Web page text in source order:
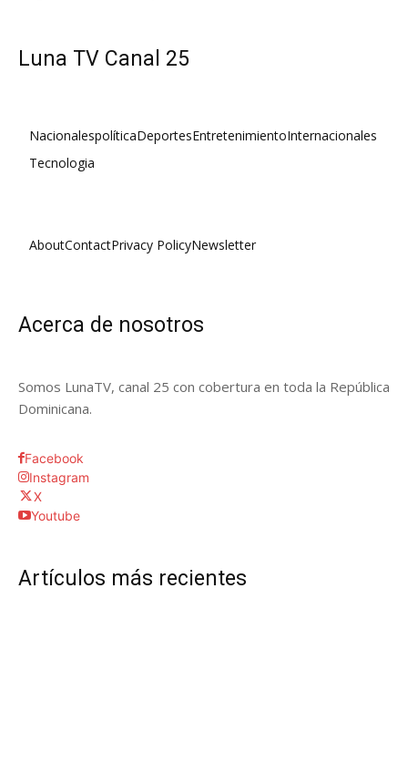
Luna TV Canal 25
NacionalespolíticaDeportesEntretenimientoInternacionales
Tecnologia
AboutContactPrivacy PolicyNewsletter
Acerca de nosotros
Somos LunaTV, canal 25 con cobertura en toda la República
Dominicana.
Facebook
Instagram
X
Youtube
Artículos más recientes